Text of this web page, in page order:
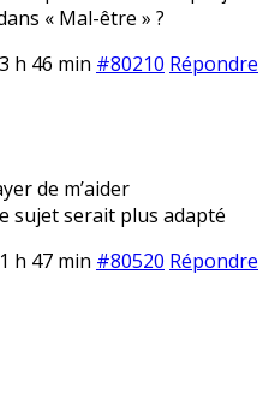
« Mal-être » ?
h 46 min #80210 Répondre
de m’aider
sujet serait plus adapté
h 47 min #80520 Répondre